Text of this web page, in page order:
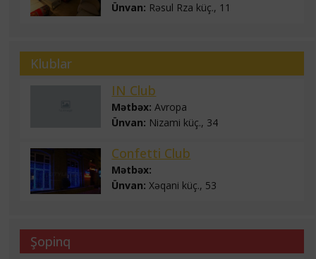
Ünvan: Rəsul Rza küç., 11
Klublar
IN Club
Mətbəx: Avropa
Ünvan: Nizami küç., 34
Confetti Club
Mətbəx:
Ünvan: Xəqani küç., 53
Şopinq